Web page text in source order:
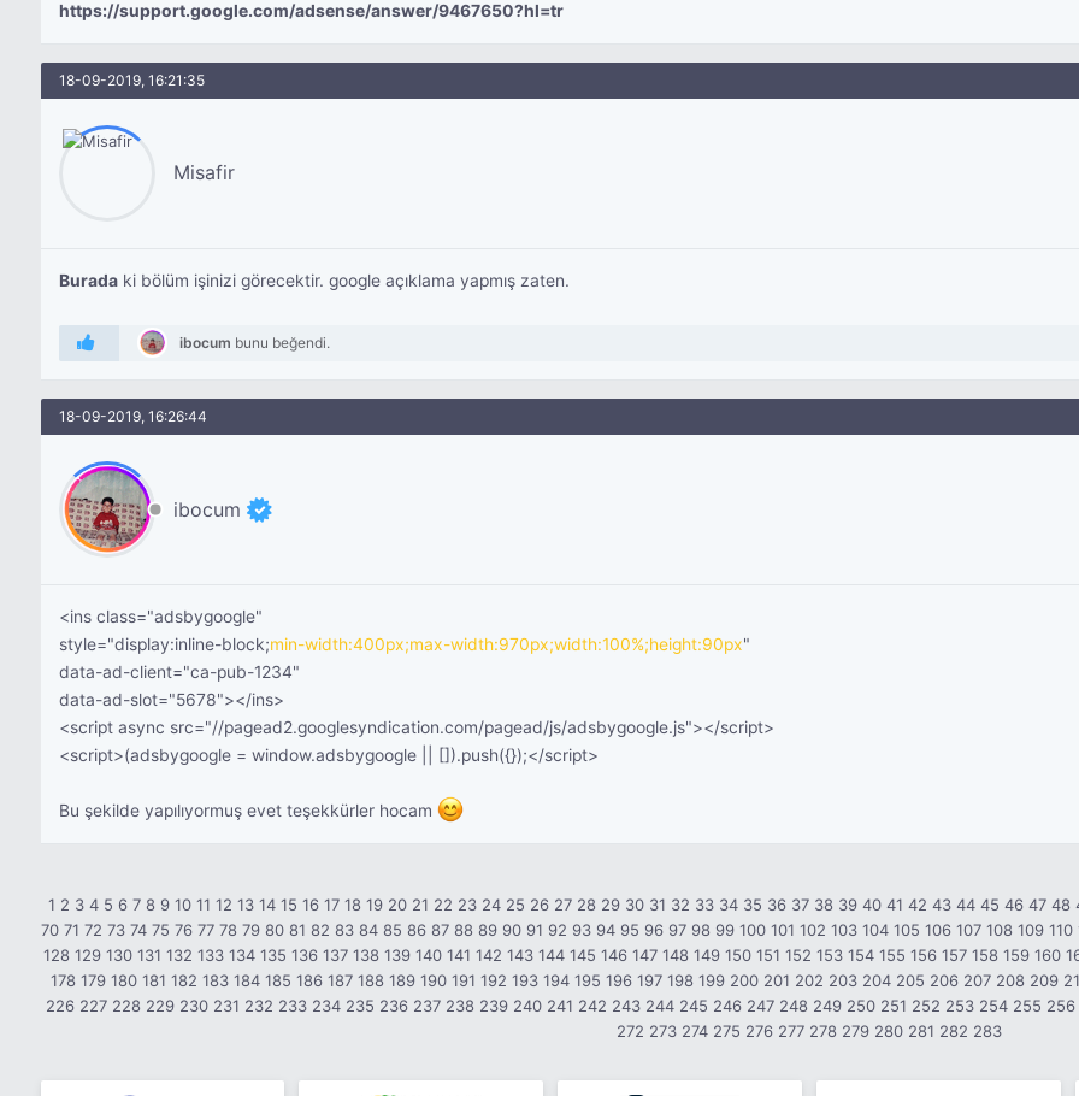
https://support.google.com/adsense/answer/9467650?hl=tr
18-09-2019, 16:21:35
Misafir
Buradaki bölüm işinizi görecektir. google açıklama yapmış zaten.
ibocum bunu beğendi.
18-09-2019, 16:26:44
ibocum
<ins class="adsbygoogle"
style="display:inline-block;min-width:400px;max-width:970px;width:100%;height:90px"
data-ad-client="ca-pub-1234"
data-ad-slot="5678"></ins>
<script async src="//pagead2.googlesyndication.com/pagead/js/adsbygoogle.js"></script>
<script>(adsbygoogle = window.adsbygoogle || []).push({});</script>
Bu şekilde yapılıyormuş evet teşekkürler hocam
1 2 3 4 5 6 7 8 9 10 11 12 13 14 15 16 17 18 19 20 21 22 23 24 25 26 27 28 29 30 31 32 33 34 35 36 37 38 39 40 41 42 43 44 45 46 47 48
70 71 72 73 74 75 76 77 78 79 80 81 82 83 84 85 86 87 88 89 90 91 92 93 94 95 96 97 98 99 100 101 102 103 104 105 106 107 108 109 110
128 129 130 131 132 133 134 135 136 137 138 139 140 141 142 143 144 145 146 147 148 149 150 151 152 153 154 155 156 157 158 159 160
178 179 180 181 182 183 184 185 186 187 188 189 190 191 192 193 194 195 196 197 198 199 200 201 202 203 204 205 206 207 208 209
226 227 228 229 230 231 232 233 234 235 236 237 238 239 240 241 242 243 244 245 246 247 248 249 250 251 252 253 254 255 256
272 273 274 275 276 277 278 279 280 281 282 283